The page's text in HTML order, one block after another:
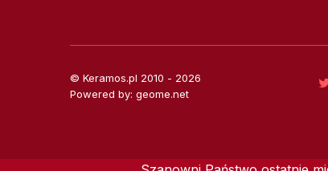
© Keramos.pl 2010 - 2026
Powered by: geome.net